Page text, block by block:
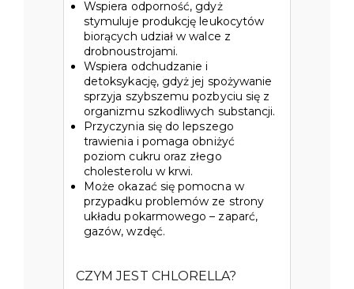
Wspiera odporność, gdyż
stymuluje produkcję leukocytów
biorących udział w walce z
drobnoustrojami.
Wspiera odchudzanie i
detoksykację, gdyż jej spożywanie
sprzyja szybszemu pozbyciu się z
organizmu szkodliwych substancji.
Przyczynia się do lepszego
trawienia i pomaga obniżyć
poziom cukru oraz złego
cholesterolu w krwi.
Może okazać się pomocna w
przypadku problemów ze strony
układu pokarmowego – zaparć,
gazów, wzdęć.
CZYM JEST CHLORELLA?